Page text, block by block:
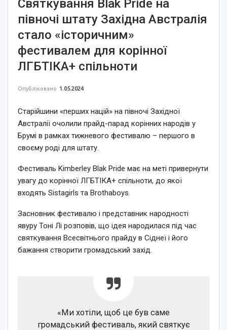
Святкування Blak Pride на
півночі штату Західна Австралія
стало «історичним»
фестивалем для корінної
ЛГБТІКА+ спільноти
Опубліковано 1.05.2024
Старійшини «перших націй» на півночі Західної
Австралії очолили прайд-парад корінних народів у
Брумі в рамках тижневого фестивалю – першого в
своєму роді для штату.
Фестиваль Kimberley Blak Pride має на меті привернути
увагу до корінної ЛГБТІКА+ спільноти, до якої
входять Sistagirls та Brothaboys.
Засновник фестивалю і представник народності
явуру Тоні Лі розповів, що ідея народилася під час
святкування Всесвітнього прайду в Сіднеї і його
бажання створити громадський захід.
«Ми хотіли, щоб це був саме
громадський фестиваль, який святкує